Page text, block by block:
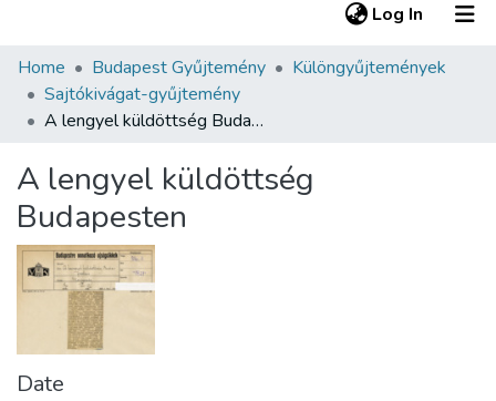
Log In (current)
Communities & Collections
All of DSpace
About us
Home Budapest Gyűjtemény
Különgyűjtemények
Sajtókivágat-gyűjtemény
A lengyel küldöttség Budapesten
A lengyel küldöttség
Budapesten
Date